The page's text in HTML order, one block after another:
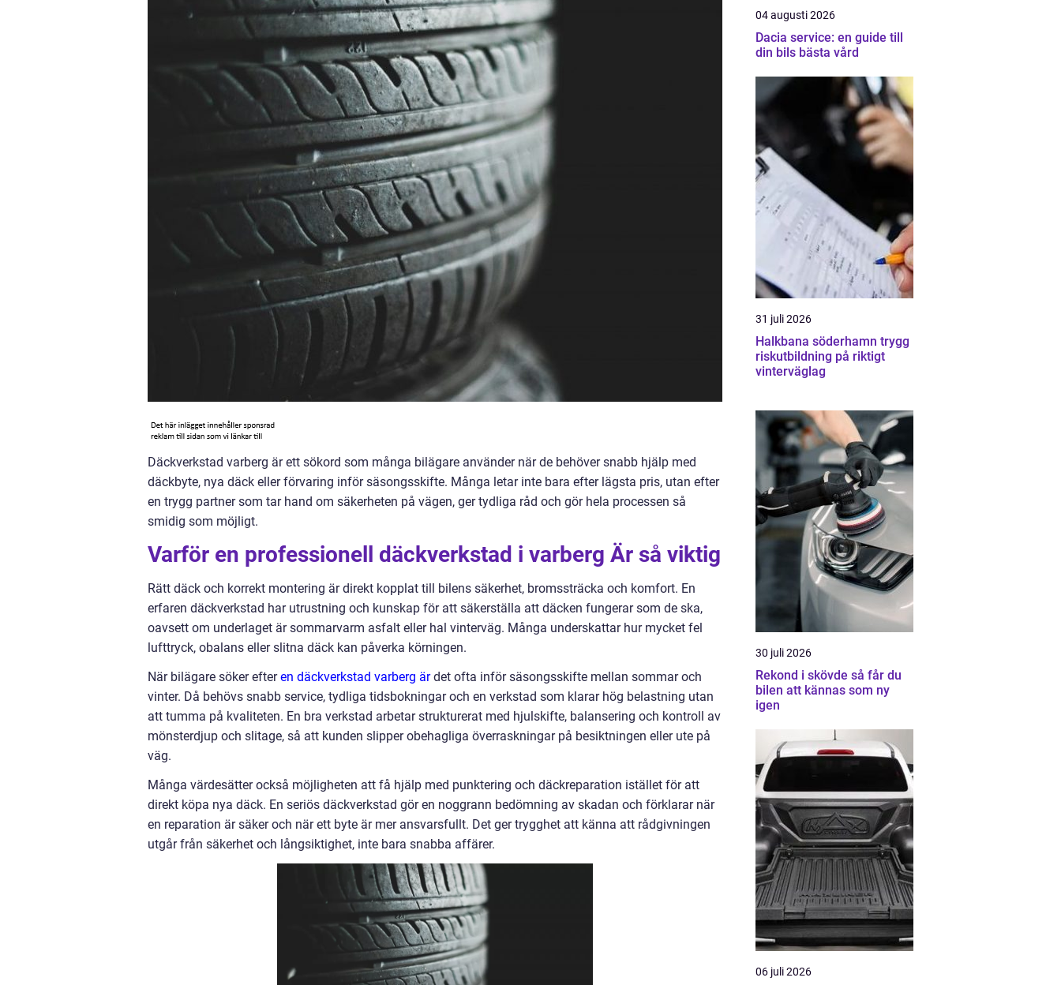
Däckverkstad varberg är ett sökord som många bilägare använder när de behöver snabb hjälp med
däckbyte, nya däck eller förvaring inför säsongsskifte. Många letar inte bara efter lägsta pris, utan efter
en trygg partner som tar hand om säkerheten på vägen, ger tydliga råd och gör hela processen så
smidig som möjligt.
Varför en professionell däckverkstad i varberg Är så viktig
Rätt däck och korrekt montering är direkt kopplat till bilens säkerhet, bromssträcka och komfort. En
erfaren däckverkstad har utrustning och kunskap för att säkerställa att däcken fungerar som de ska,
oavsett om underlaget är sommarvarm asfalt eller hal vinterväg. Många underskattar hur mycket fel
lufttryck, obalans eller slitna däck kan påverka körningen.
När bilägare söker efteren däckverkstad varberg ärdet ofta inför säsongsskifte mellan sommar och
vinter. Då behövs snabb service, tydliga tidsbokningar och en verkstad som klarar hög belastning utan
att tumma på kvaliteten. En bra verkstad arbetar strukturerat med hjulskifte, balansering och kontroll av
mönsterdjup och slitage, så att kunden slipper obehagliga överraskningar på besiktningen eller ute på
väg.
Många värdesätter också möjligheten att få hjälp med punktering och däckreparation istället för att
direkt köpa nya däck. En seriös däckverkstad gör en noggrann bedömning av skadan och förklarar när
en reparation är säker och när ett byte är mer ansvarsfullt. Det ger trygghet att känna att rådgivningen
utgår från säkerhet och långsiktighet, inte bara snabba affärer.
04 augusti 2026
Dacia service: en guide till
din bils bästa vård
31 juli 2026
Halkbana söderhamn trygg
riskutbildning på riktigt
vinterväglag
30 juli 2026
Rekond i skövde så får du
bilen att kännas som ny
igen
06 juli 2026